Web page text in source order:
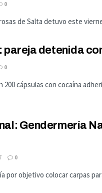
0
de Salta detuvo este
detenida
0
200 cápsulas con cocaína
Gendermería
0
por objetivo colocar carpas